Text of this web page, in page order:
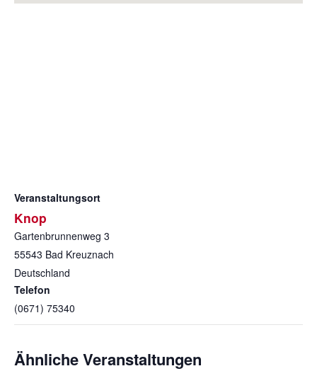
Veranstaltungsort
Knop
Gartenbrunnenweg 3
55543 Bad Kreuznach
Deutschland
Telefon
(0671) 75340
Ähnliche Veranstaltungen